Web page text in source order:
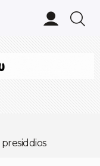
presiddios